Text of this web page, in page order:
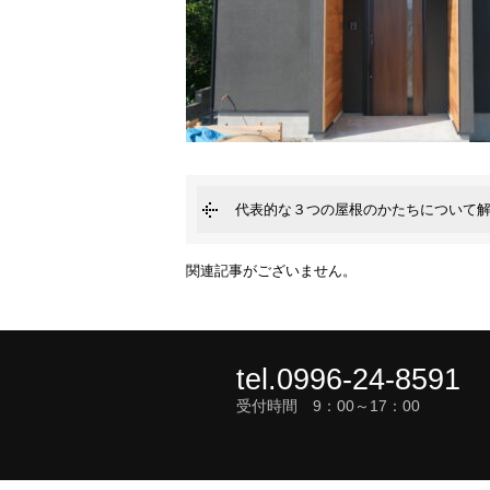
代表的な３つの屋根のかたちについて
関連記事がございません。
tel.0996-24-8591
受付時間 9：00～17：00